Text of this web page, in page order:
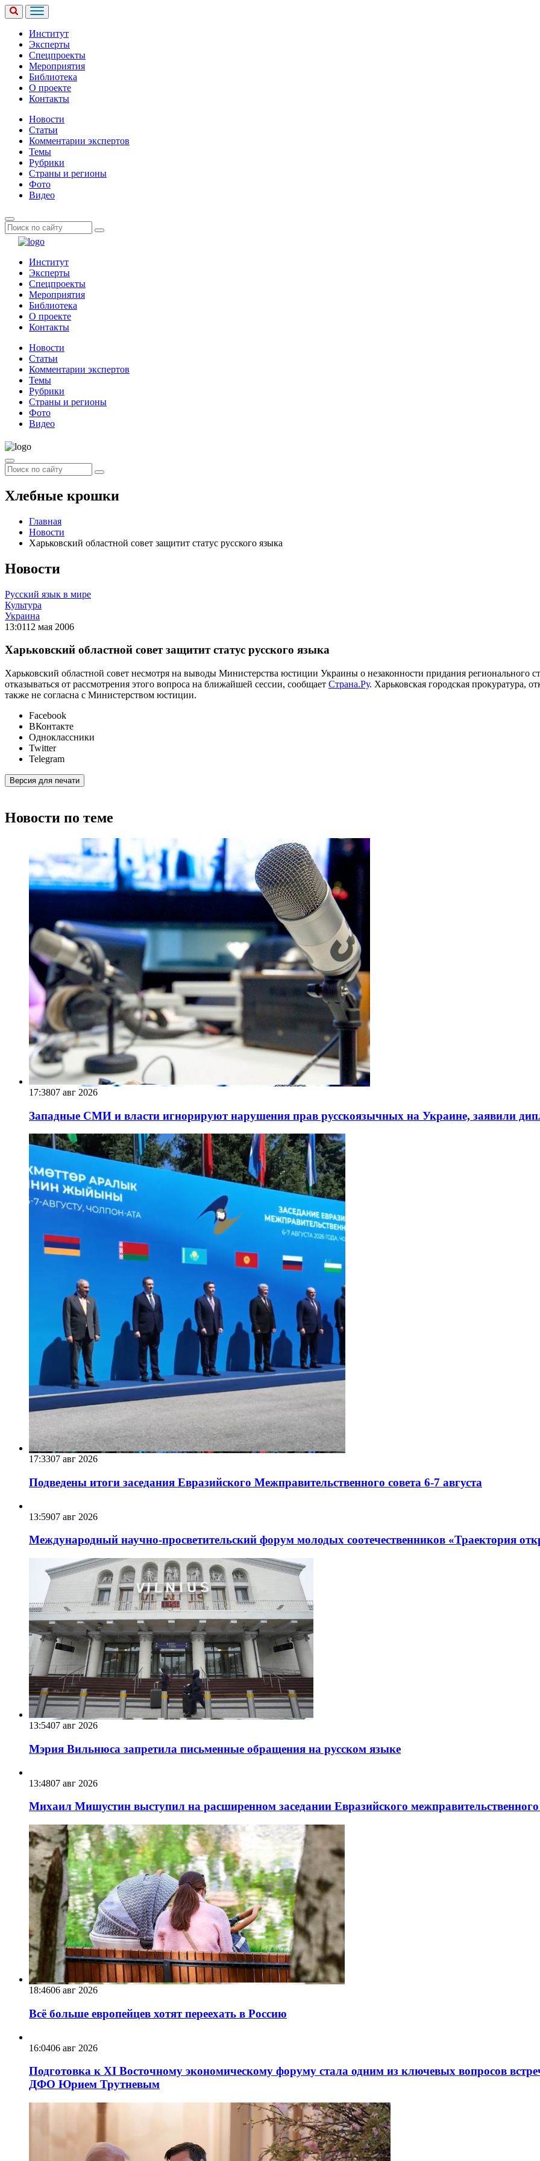
Институт
Эксперты
Спецпроекты
Мероприятия
Библиотека
О проекте
Контакты
Новости
Статьи
Комментарии экспертов
Темы
Рубрики
Страны и регионы
Фото
Видео
Институт
Эксперты
Спецпроекты
Мероприятия
Библиотека
О проекте
Контакты
Новости
Статьи
Комментарии экспертов
Темы
Рубрики
Страны и регионы
Фото
Видео
Хлебные крошки
Главная
Новости
Харьковский областной совет защитит статус русского языка
Новости
Русский язык в мире
Культура
Украина
13:0112 мая 2006
Харьковский областной совет защитит статус русского языка
Харьковский областной совет несмотря на выводы Министерства юстиции Украины о незаконности придания регионального
отказываться от рассмотрения этого вопроса на ближайшей сессии, сообщает Страна.Ру. Харьковская городская прокуратура,
также не согласна с Министерством юстиции.
Facebook
ВКонтакте
Одноклассники
Twitter
Telegram
Версия для печати
Новости по теме
17:3807 авг 2026
Западные СМИ и власти игнорируют нарушения прав русскоязычных на Украине, заявили
17:3307 авг 2026
Подведены итоги заседания Евразийского Межправительственного совета 6-7 августа
13:5907 авг 2026
Международный научно-просветительский форум молодых соотечественников «Траектория
13:5407 авг 2026
Мэрия Вильнюса запретила письменные обращения на русском языке
13:4807 авг 2026
Михаил Мишустин выступил на расширенном заседании Евразийского
18:4606 авг 2026
Всё больше европейцев хотят переехать в Россию
16:0406 авг 2026
Подготовка к XI Восточному экономическому форуму стала одним из ключевых вопросов
ДФО Юрием Трутневым